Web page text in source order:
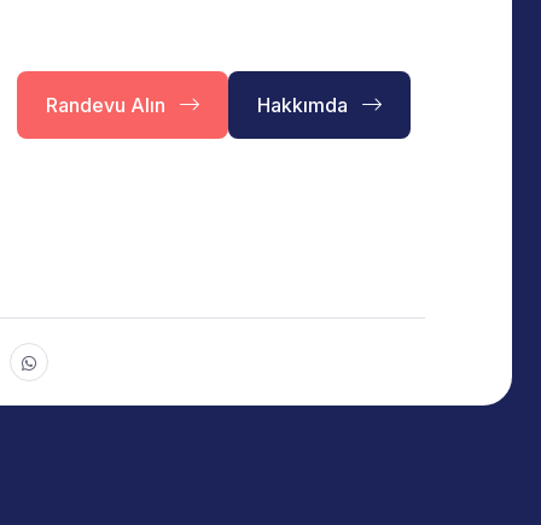
Randevu Alın Hakkımda